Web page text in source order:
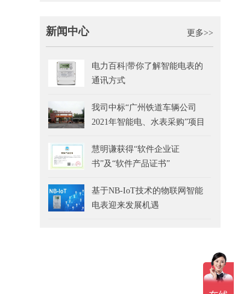
新闻中心 更多>>
电力百科|带你了解智能电表的
通讯方式
我司中标“广州铁道车辆公司
2021年智能电、水表采购”项目
慧明谦获得“软件企业证
书”及“软件产品证书”
基于NB-IoT技术的物联网智能
电表迎来发展机遇